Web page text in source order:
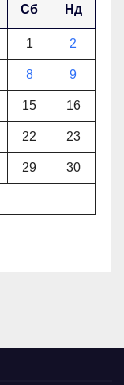
Сб Нд
1 2
8 9
15 16
22 23
29 30